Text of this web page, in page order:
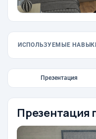
ИСПОЛЬЗУЕМЫЕ
Презентация
Презентация